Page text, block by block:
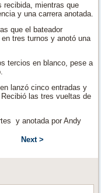
recibida, mientras que
y una carrera anotada.
que el bateador
tres turnos y anotó una
tercios en blanco, pese a
lanzó cinco entradas y
las tres vueltas de
y anotada por Andy
Next >